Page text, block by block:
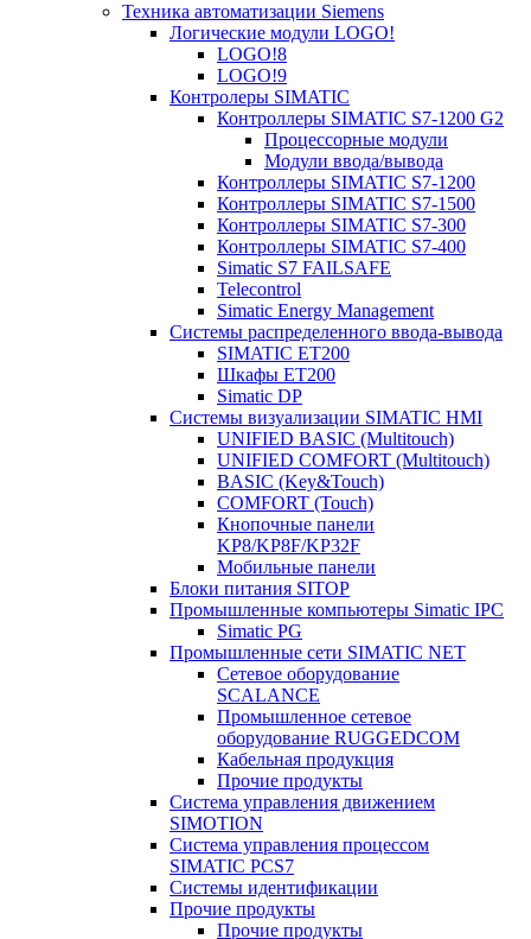
Техника автоматизации Siemens
Логические модули LOGO!
LOGO!8
LOGO!9
Контролеры SIMATIC
Контроллеры SIMATIC S7-1200 G2
Процессорные модули
Модули ввода/вывода
Контроллеры SIMATIC S7-1200
Контроллеры SIMATIC S7-1500
Контроллеры SIMATIC S7-300
Контроллеры SIMATIC S7-400
Simatic S7 FAILSAFE
Telecontrol
Simatic Energy Management
Системы распределенного ввода-вывода
SIMATIC ET200
Шкафы ET200
Simatic DP
Системы визуализации SIMATIC HMI
UNIFIED BASIC (Multitouch)
UNIFIED COMFORT (Multitouch)
BASIC (Key&Touch)
COMFORT (Touch)
Кнопочные панели
KP8/KP8F/KP32F
Мобильные панели
Блоки питания SITOP
Промышленные компьютеры Simatic IPC
Simatic PG
Промышленные сети SIMATIC NET
Сетевое оборудование
SCALANCE
Промышленное сетевое
оборудование RUGGEDCOM
Кабельная продукция
Прочие продукты
Система управления движением
SIMOTION
Система управления процессом
SIMATIC PCS7
Системы идентификации
Прочие продукты
Прочие продукты